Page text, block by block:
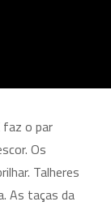
faz o par
Os
Talheres
As taças da